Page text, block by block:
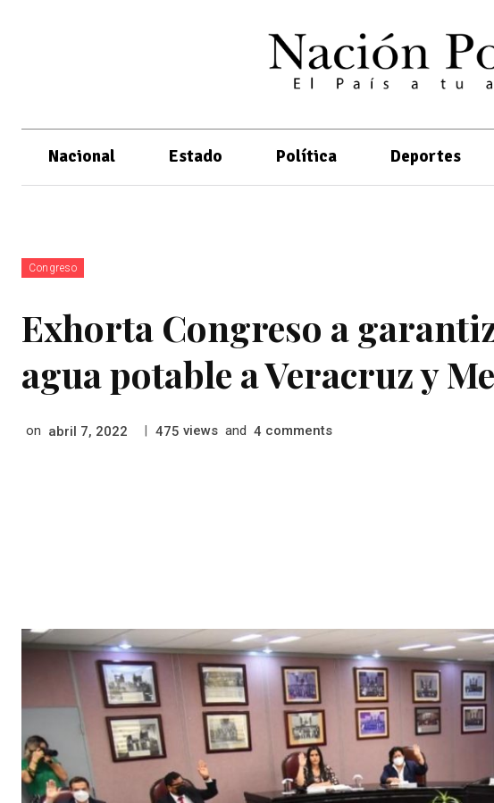
Nacional Estado Política Deportes
Congreso
Exhorta Congreso a
agua potable a Veracruz y
on abril 7, 2022 475 views and 4 comments